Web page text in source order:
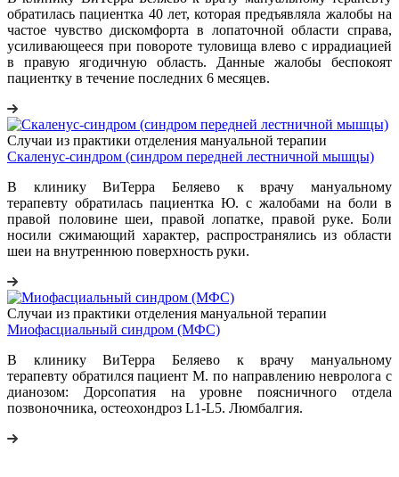
обратилась пациентка 40 лет, которая предъявляла жалобы на
частое чувство дискомфорта в лопаточной области справа,
усиливающееся при повороте туловища влево с иррадиацией
в правую ягодичную область. Данные жалобы беспокоят
пациентку в течение последних 6 месяцев.
Случаи из практики отделения мануальной терапии
Скаленус-синдром (синдром передней лестничной мышцы)
В клинику ВиТерра Беляево к врачу мануальному
терапевту обратилась пациентка Ю. с жалобами на боли в
правой половине шеи, правой лопатке, правой руке. Боли
носили сжимающий характер, распространялись из области
шеи на внутреннюю поверхность руки.
Случаи из практики отделения мануальной терапии
Миофасциальный синдром (МФС)
В клинику ВиТерра Беляево к врачу мануальному
терапевту обратился пациент М. по направлению невролога с
дианозом: Дорсопатия на уровне поясничного отдела
позвоночника, остеохондроз L1-L5. Люмбалгия.